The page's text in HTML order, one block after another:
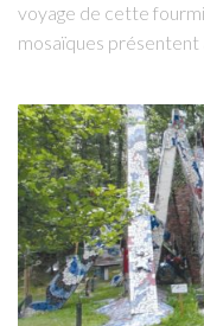
voyage de cette
mosaïques présentent